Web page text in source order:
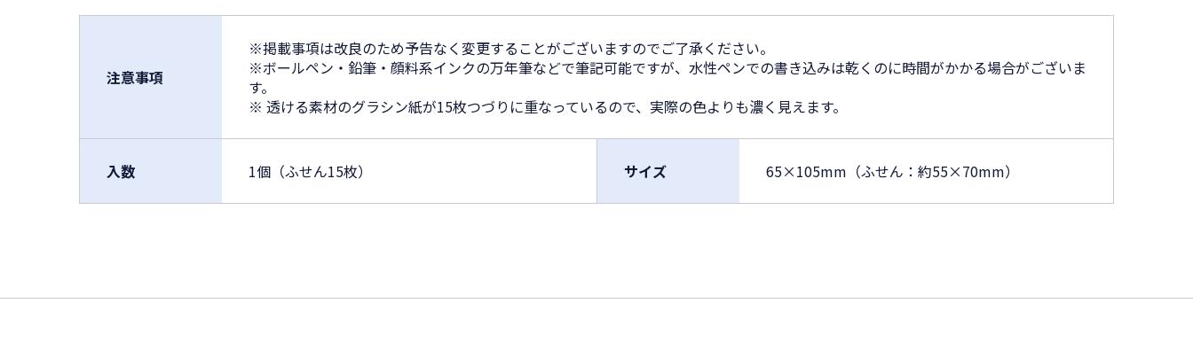
注意事項
※掲載事項は改良のため予告なく変更することがございますのでご了承ください。
※ボールペン・鉛筆・顔料系インクの万年筆などで筆記可能ですが、水性ペンでの書き込みは乾くのに時間がかかる場合がございま
す。
※ 透ける素材のグラシン紙が15枚つづりに重なっているので、実際の色よりも濃く見えます。
入数 1個（ふせん15枚） サイズ 65×105mm（ふせん：約55×70mm）